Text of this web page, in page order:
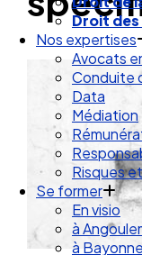
Droit
Nos expertises
Avocats
Conduite
Data
Médiation
Risques
Se former
En visio
à
à